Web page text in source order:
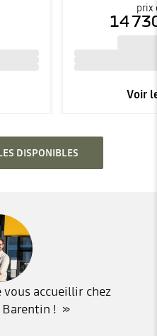
prix
14
Voir
DISPONIBLES
accueillir chez
!